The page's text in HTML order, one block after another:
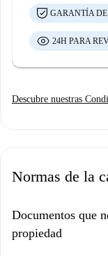
GARANTÍA
24H PARA
Descubre nuestras
Normas de la
Documentos que
propiedad